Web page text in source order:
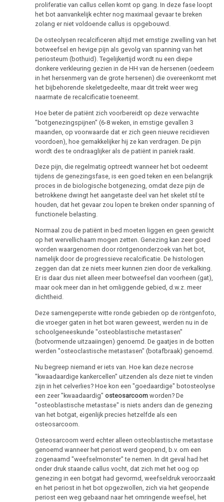
Immuunsysteem
Microben
Medicatie
Tumormarker
Therapie
Studentenmädchen
ziekenhuis
Volksgezondheid
constructie
proliferatie van callus cellen komt op gang. In deze fase loopt
het bot aanvankelijk echter nog maximaal gevaar te breken
zolang er niet voldoende callus is opgebouwd.
De osteolysen recalcificeren altijd met ernstige zwelling van het
botweefsel en hevige pijn als gevolg van spanning van het
periosteum (bothuid). Tegelijkertijd wordt nu een diepe
donkere verkleuring gezien in de HH van de hersenen (oedeem
in het hersenmerg van de grote hersenen) die overeenkomt met
het bijbehorende skeletgedeelte, maar dit trekt weer weg
naarmate de recalcificatie toeneemt.
Hoe beter de patiënt zich voorbereidt op deze verwachte
"botgenezingspijnen" (6-8 weken, in ernstige gevallen 3
maanden, op voorwaarde dat er zich geen nieuwe recidieven
voordoen), hoe gemakkelijker hij ze kan verdragen. De pijn
wordt des te ondraaglijker als de patiënt in paniek raakt.
Deze pijn, die regelmatig optreedt wanneer het bot oedeemt
tijdens de genezingsfase, is een goed teken en een belangrijk
proces in de biologische botgenezing, omdat deze pijn de
betrokkene dwingt het aangetaste deel van het skelet stil te
houden, dat het gevaar zou lopen te breken onder spanning of
functionele belasting.
Normaal zou de patiënt in bed moeten liggen en geen gewicht
op het wervellichaam mogen zetten. Genezing kan zeer goed
worden waargenomen door röntgenonderzoek van het bot,
namelijk door de progressieve recalcificatie. De histologen
zeggen dan dat ze niets meer kunnen zien door de verkalking.
Er is daar dus niet alleen meer botweefsel dan voorheen (gat),
maar ook meer dan in het omliggende gebied, d.w.z. meer
dichtheid.
Deze samengeperste witte ronde gebieden op de röntgenfoto,
die vroeger gaten in het bot waren geweest, werden nu in de
schoolgeneeskunde "osteoblastische metastasen"
(botvormende uitzaaiingen) genoemd. De gaatjes in de botten
werden "osteoclastische metastasen" (botafbraak) genoemd.
Nu begreep niemand er iets van. Hoe kan deze necrose
"kwaadaardige kankercellen" uitzenden als deze niet te vinden
zijn in het celverlies? Hoe kon een "goedaardige" botosteolyse
een zeer "kwaadaardig"osteosarcoom worden? De
"osteoblastische metastase" is niets anders dan de genezing
van het botgat, eigenlijk precies hetzelfde als een
osteosarcoom.
Osteosarcoom werd echter alleen osteoblastische metastase
genoemd wanneer het periost werd geopend, b.v. om een
zogenaamd "weefselmonster" te nemen. In dit geval had het
onder druk staande callus vocht, dat zich met het oog op
genezing in een botgat had gevormd, weefseldruk veroorzaakt
en het periost in het bot opgezwollen, zich via het geopende
periost een weg gebaand naar het omringende weefsel, het